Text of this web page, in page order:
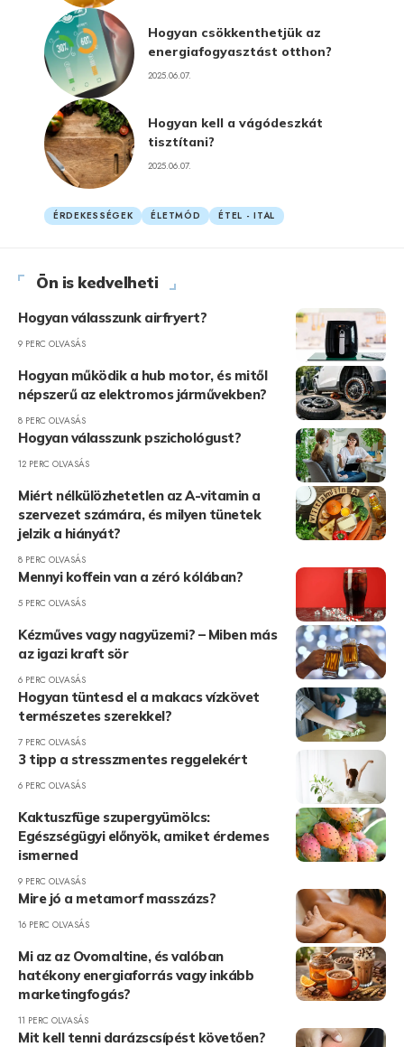
Hogyan csökkenthetjük az
energiafogyasztást otthon?
2025.06.07.
Hogyan kell a vágódeszkát
tisztítani?
2025.06.07.
ÉRDEKESSÉGEK ÉLETMÓD ÉTEL - ITAL
Ön is kedvelheti
Hogyan válasszunk airfryert?
9 PERC OLVASÁS
Hogyan működik a hub motor, és mitől
népszerű az elektromos járművekben?
8 PERC OLVASÁS
Hogyan válasszunk pszichológust?
12 PERC OLVASÁS
Miért nélkülözhetetlen az A-vitamin a
szervezet számára, és milyen tünetek
jelzik a hiányát?
8 PERC OLVASÁS
Mennyi koffein van a zéró kólában?
5 PERC OLVASÁS
Kézműves vagy nagyüzemi? – Miben más
az igazi kraft sör
6 PERC OLVASÁS
Hogyan tüntesd el a makacs vízkövet
természetes szerekkel?
7 PERC OLVASÁS
3 tipp a stresszmentes reggelekért
6 PERC OLVASÁS
Kaktuszfüge szupergyümölcs:
Egészségügyi előnyök, amiket érdemes
ismerned
9 PERC OLVASÁS
Mire jó a metamorf masszázs?
16 PERC OLVASÁS
Mi az az Ovomaltine, és valóban
hatékony energiaforrás vagy inkább
marketingfogás?
11 PERC OLVASÁS
Mit kell tenni darázscsípést követően?